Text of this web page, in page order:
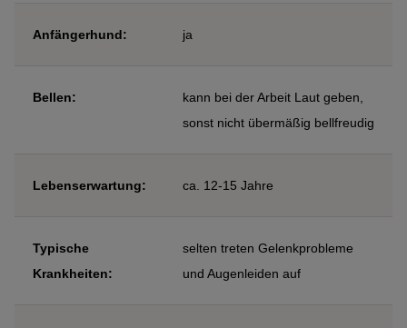
Anfängerhund: ja
Bellen:
kann bei der Arbeit Laut geben,
sonst nicht übermäßig bellfreudig
Lebenserwartung: ca. 12-15 Jahre
Typische
Krankheiten:
selten treten Gelenkprobleme
und Augenleiden auf